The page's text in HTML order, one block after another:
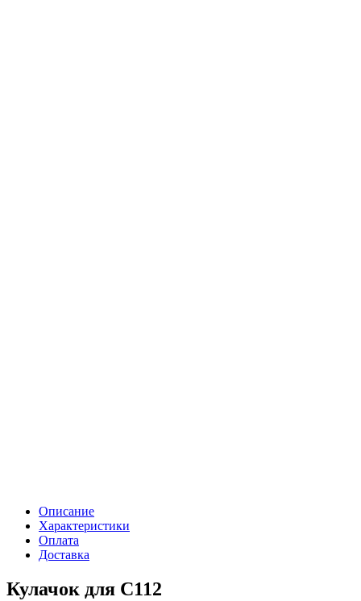
Описание
Характеристики
Оплата
Доставка
Кулачок для С112